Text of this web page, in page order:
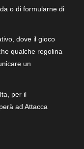
o di formularne di
dove il gioco
qualche regolina
un
per il
ad Attacca